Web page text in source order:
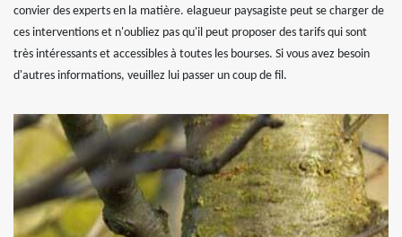
convier des experts en la matière. elagueur paysagiste peut se charger de
ces interventions et n'oubliez pas qu'il peut proposer des tarifs qui sont
très intéressants et accessibles à toutes les bourses. Si vous avez besoin
d'autres informations, veuillez lui passer un coup de fil.